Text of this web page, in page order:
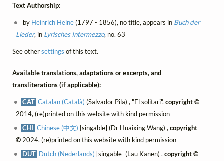
Text Authorship:
by Heinrich Heine(1797 - 1856), no title, appears in Buch der
Lieder, in Lyrisches Intermezzo, no. 63
See othersettings of this text.
Available translations, adaptations or excerpts, and
transliterations (if applicable):
CAT Catalan (Català) (Salvador Pila) , "El solitari",copyright ©
2014, (re)printed on this website with kind permission
CHI Chinese (中文) [singable] (Dr Huaixing Wang) ,copyright
©2024, (re)printed on this website with kind permission
DUT Dutch (Nederlands) [singable] (Lau Kanen) ,copyright ©